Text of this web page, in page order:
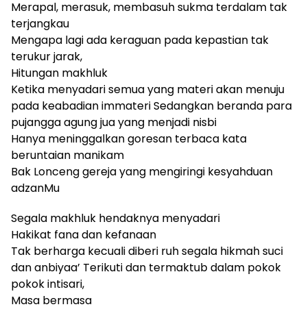
Merapal, merasuk, membasuh sukma terdalam tak
terjangkau
Mengapa lagi ada keraguan pada kepastian tak
terukur jarak,
Hitungan makhluk
Ketika menyadari semua yang materi akan menuju
pada keabadian immateri Sedangkan beranda para
pujangga agung jua yang menjadi nisbi
Hanya meninggalkan goresan terbaca kata
beruntaian manikam
Bak Lonceng gereja yang mengiringi kesyahduan
adzanMu
Segala makhluk hendaknya menyadari
Hakikat fana dan kefanaan
Tak berharga kecuali diberi ruh segala hikmah suci
dan anbiyaa’ Terikuti dan termaktub dalam pokok
pokok intisari,
Masa bermasa